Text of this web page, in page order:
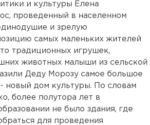
и культуры Елена
проведенный в населенном
и зрелую
самых маленьких жителей
традиционных игрушек,
животных малыши из сельской
Деду Морозу самое большое
новый дом культуры. По словам
более полутора лет в
не было здания, где
для проведения